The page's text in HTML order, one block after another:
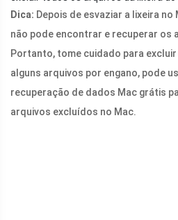
Dica: Depois de esvaziar a lixeira
não pode encontrar e recuperar os
Portanto, tome cuidado para
alguns arquivos por engano, pode
recuperação de dados Mac grátis
arquivos excluídos no Mac.